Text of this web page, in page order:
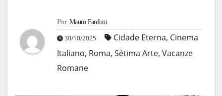
Por Mauro Fanfoni
30/10/2025 Cidade Eterna, Cinema
Italiano, Roma, Sétima Arte, Vacanze
Romane